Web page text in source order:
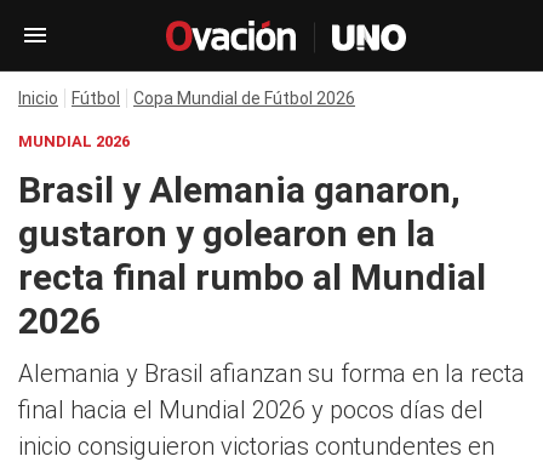
Inicio Fútbol Copa Mundial de Fútbol 2026
MUNDIAL 2026
Brasil y Alemania ganaron,
gustaron y golearon en la
recta final rumbo al Mundial
2026
Alemania y Brasil afianzan su forma en la recta
final hacia el Mundial 2026 y pocos días del
inicio consiguieron victorias contundentes en